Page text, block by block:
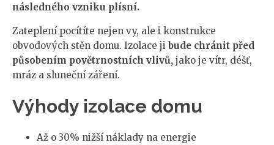
následného vzniku plísní.
Zateplení pocítíte nejen vy, ale i konstrukce
obvodových stěn domu. Izolace ji bude chránit před
působením povětrnostních vlivů, jako je vítr, déšť,
mráz a sluneční záření.
Výhody izolace domu
Až o 30% nižší náklady na energie